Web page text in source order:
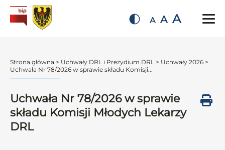
A A A
Strona główna > Uchwały DRL i Prezydium DRL > Uchwały 2026 >
Uchwała Nr 78/2026 w sprawie składu Komisji...
Uchwała Nr 78/2026 w sprawie
składu Komisji Młodych Lekarzy
DRL